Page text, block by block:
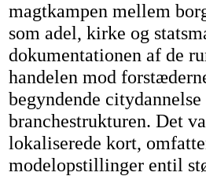
magtkampen mellem
som adel, kirke og
dokumentationen af de
handelen mod
begyndende
branchestrukturen. Det
lokaliserede kort,
modelopstillinger entil